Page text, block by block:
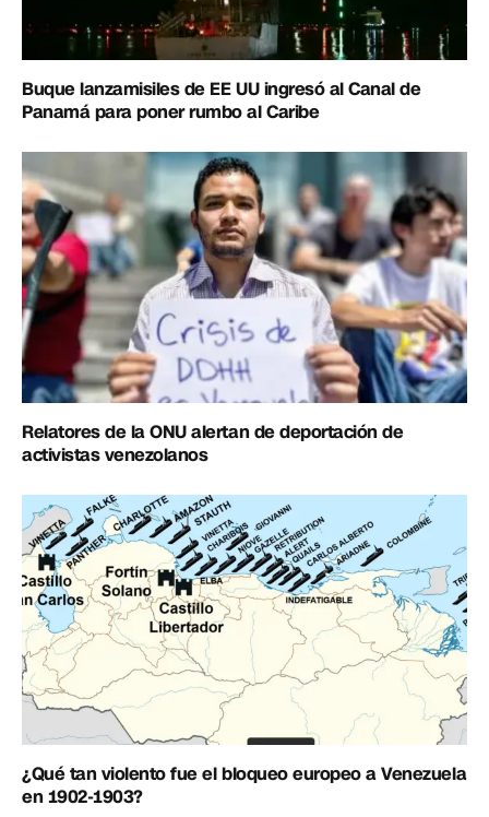
Buque lanzamisiles de EE UU ingresó al Canal de
Panamá para poner rumbo al Caribe
Relatores de la ONU alertan de deportación de
activistas venezolanos
¿Qué tan violento fue el bloqueo europeo a Venezuela
en 1902-1903?